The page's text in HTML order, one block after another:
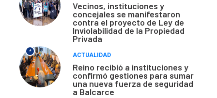
Vecinos, instituciones y
concejales se manifestaron
contra el proyecto de Ley de
Inviolabilidad de la Propiedad
Privada
*
ACTUALIDAD
Reino recibió a instituciones y
confirmó gestiones para sumar
una nueva fuerza de seguridad
a Balcarce